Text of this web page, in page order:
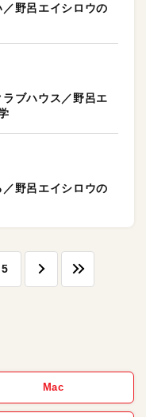
野呂エイシロウの
ブハウス／野呂エ
野呂エイシロウの
5
Mac